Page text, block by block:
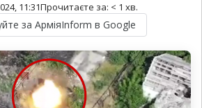
11:31Прочитаєте за: < 1 хв.
за АрміяInform в Google